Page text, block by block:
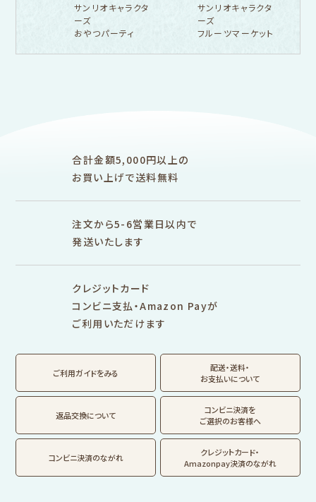
サンリオキャラクタ
ーズ
おやつパーティ
サンリオキャラクタ
ーズ
フルーツマーケット
雑貨類
フルカワはんこの商品を見る スタンプパッドの商品を見る
M5 M6
その他
サンリオキャラクタ
ーズ
おやつパーティ
トビマツショウイチ
ロウ
トコロコムギ
アルプスの少女ハイ
ジ
Lipton BEAR'S
カルビーレトロ
サンリオキャラクタ
ーズ
フルーツマーケット
お菓子などうぶつ
工房
おりがみ
シリーズで探す
翠 sui の商品を見る 結々 yuiyui の商品を見る
合計金額5,000円以上の
お買い上げで送料無料
注文から5-6営業日以内で
発送いたします
クレジットカード
コンビニ支払・Amazon Payが
ご利用いただけます
ご利用ガイドをみる
配送・送料・
お支払いについて
返品交換について
コンビニ決済を
ご選択のお客様へ
コンビニ決済のながれ
クレジットカード・
Amazonpay決済のながれ